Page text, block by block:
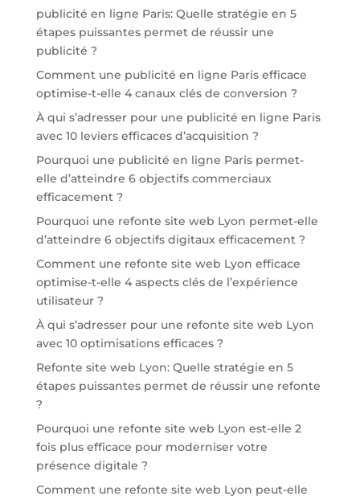
publicité en ligne Paris: Quelle stratégie en 5
étapes puissantes permet de réussir une
publicité ?
Comment une publicité en ligne Paris efficace
optimise-t-elle 4 canaux clés de conversion ?
À qui s’adresser pour une publicité en ligne Paris
avec 10 leviers efficaces d’acquisition ?
Pourquoi une publicité en ligne Paris permet-
elle d’atteindre 6 objectifs commerciaux
efficacement ?
Pourquoi une refonte site web Lyon permet-elle
d’atteindre 6 objectifs digitaux efficacement ?
Comment une refonte site web Lyon efficace
optimise-t-elle 4 aspects clés de l’expérience
utilisateur ?
À qui s’adresser pour une refonte site web Lyon
avec 10 optimisations efficaces ?
Refonte site web Lyon: Quelle stratégie en 5
étapes puissantes permet de réussir une refonte
?
Pourquoi une refonte site web Lyon est-elle 2
fois plus efficace pour moderniser votre
présence digitale ?
Comment une refonte site web Lyon peut-elle